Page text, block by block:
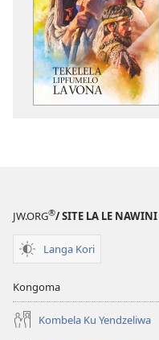
JW.ORG®/ SITE LA LE
Langa Kori
Kongoma
Kombela Ku Yendzeliwa